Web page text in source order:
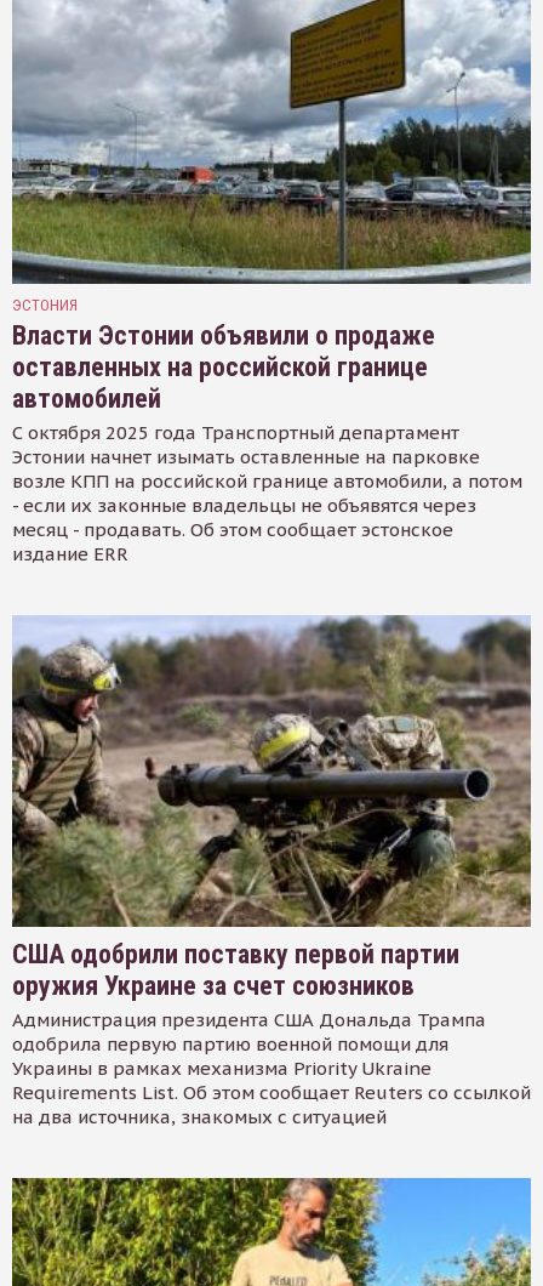
ЭСТОНИЯ
Власти Эстонии объявили о продаже
оставленных на российской границе
автомобилей
С октября 2025 года Транспортный департамент
Эстонии начнет изымать оставленные на парковке
возле КПП на российской границе автомобили, а потом
- если их законные владельцы не объявятся через
месяц - продавать. Об этом сообщает эстонское
издание ERR
США одобрили поставку первой партии
оружия Украине за счет союзников
Администрация президента США Дональда Трампа
одобрила первую партию военной помощи для
Украины в рамках механизма Priority Ukraine
Requirements List. Об этом сообщает Reuters со ссылкой
на два источника, знакомых с ситуацией